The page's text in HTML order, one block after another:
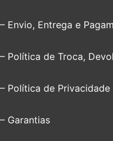
– Envio, Entrega e
– Política de Troca,
– Política de Privacidade
– Garantias